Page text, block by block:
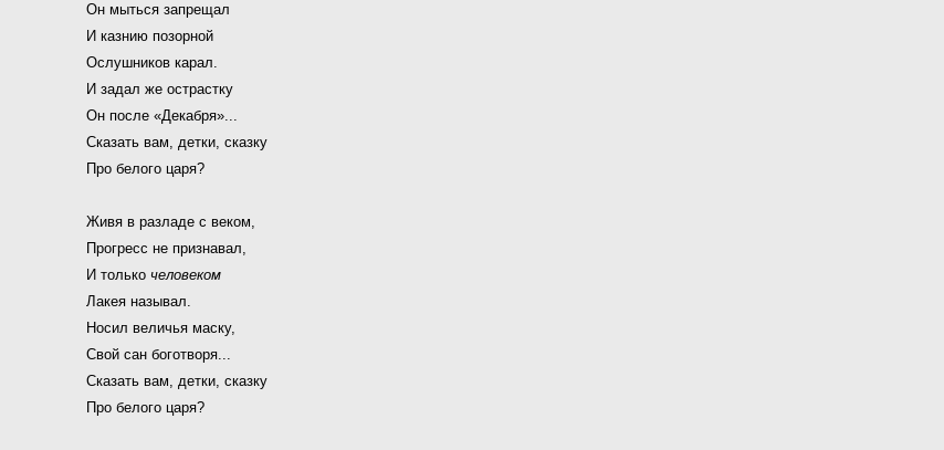
Он мыться запрещал
И казнию позорной
Ослушников карал.
И задал же острастку
Он после «Декабря»...
Сказать вам, детки, сказку
Про белого царя?
Живя в разладе с веком,
Прогресс не признавал,
И только человеком
Лакея называл.
Носил величья маску,
Свой сан боготворя...
Сказать вам, детки, сказку
Про белого царя?